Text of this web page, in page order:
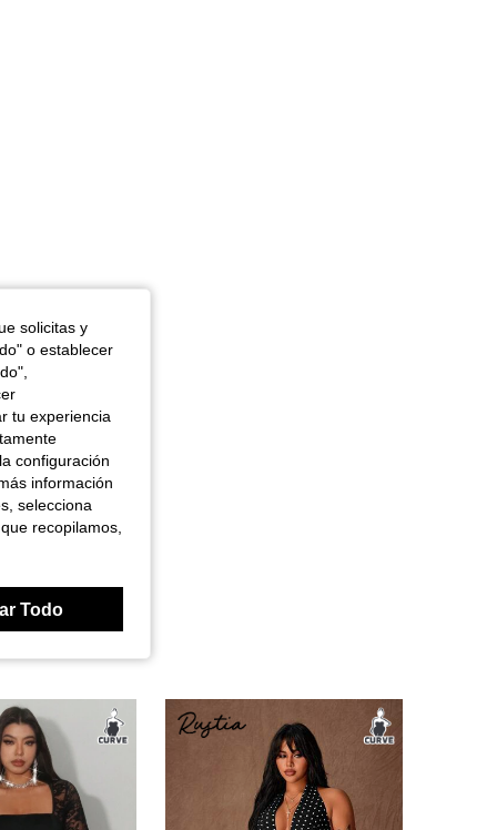
/ 38 in, Caderas: 100 cm / 39 in, Color: Negro, Talla: 1XL
solicitas y
o establecer
tu experiencia
configuración
información
selecciona
recopilamos,
Todo